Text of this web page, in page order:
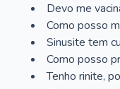
Devo me
Como posso
Sinusite tem
Como posso
Tenho rinite,